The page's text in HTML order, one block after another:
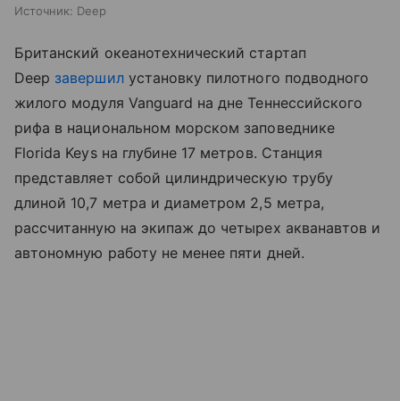
Источник: Deep
Британский океанотехнический стартап
Deep завершилустановку пилотного подводного
жилого модуля Vanguard на дне Теннессийского
рифа в национальном морском заповеднике
Florida Keys на глубине 17 метров. Станция
представляет собой цилиндрическую трубу
длиной 10,7 метра и диаметром 2,5 метра,
рассчитанную на экипаж до четырех акванавтов и
автономную работу не менее пяти дней.